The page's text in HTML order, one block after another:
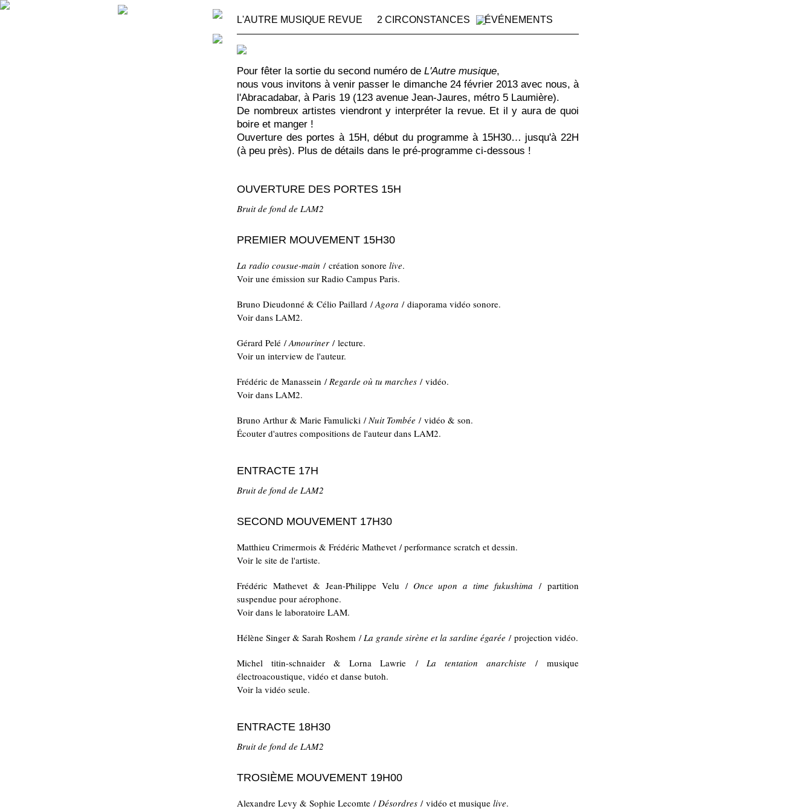
L'AUTRE MUSIQUE REVUE 2 CIRCONSTANCES ÉVÉNEMENTS
Pour fêter la sortie du second numéro de L'Autre musique,
nous vous invitons à venir passer le dimanche 24 février 2013 avec nous, à
l'Abracadabar, à Paris 19 (123 avenue Jean-Jaures, métro 5 Laumière).
De nombreux artistes viendront y interpréter la revue. Et il y aura de quoi
boire et manger !
Ouverture des portes à 15H, début du programme à 15H30… jusqu'à 22H
(à peu près). Plus de détails dans le pré-programme ci-dessous !
OUVERTURE DES PORTES 15H
Bruit de fond de LAM2
PREMIER MOUVEMENT 15H30
La radio cousue-main / création sonore live.
Voir une émission sur Radio Campus Paris.
Bruno Dieudonné & Célio Paillard /Agora / diaporama vidéo sonore.
Voir dans LAM2.
Gérard Pelé /Amouriner / lecture.
Voir un interview de l'auteur.
Frédéric de Manassein /Regarde où tu marches / vidéo.
Voir dans LAM2.
Bruno Arthur & Marie Famulicki /Nuit Tombée / vidéo & son.
Écouter d'autres compositions de l'auteur dans LAM2.
ENTRACTE 17H
Bruit de fond de LAM2
SECOND MOUVEMENT 17H30
Matthieu Crimermois & Frédéric Mathevet / performance scratch et dessin.
Voir le site de l'artiste.
Frédéric Mathevet & Jean-Philippe Velu / Once upon a time fukushima / partition
suspendue pour aérophone.
Voir dans le laboratoire LAM.
Hélène Singer & Sarah Roshem /La grande sirène et la sardine égarée / projection vidéo.
Michel titin-schnaider & Lorna Lawrie / La tentation anarchiste / musique
électroacoustique, vidéo et danse butoh.
Voir la vidéo seule.
ENTRACTE 18H30
Bruit de fond de LAM2
TROSIÈME MOUVEMENT 19H00
Alexandre Levy & Sophie Lecomte /Désordres / vidéo et musique live.